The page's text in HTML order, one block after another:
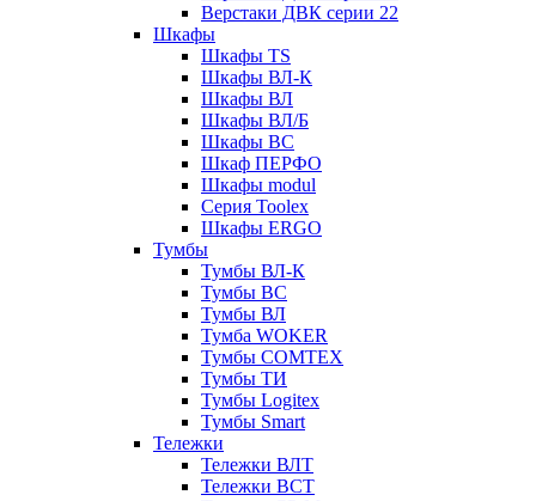
Верстаки ДВК серии 22
Шкафы
Шкафы TS
Шкафы ВЛ-К
Шкафы ВЛ
Шкафы ВЛ/Б
Шкафы ВС
Шкаф ПЕРФО
Шкафы modul
Серия Toolex
Шкафы ERGO
Тумбы
Тумбы ВЛ-К
Тумбы ВС
Тумбы ВЛ
Тумба WOKER
Тумбы COMTEX
Тумбы ТИ
Тумбы Logitex
Тумбы Smart
Тележки
Тележки ВЛТ
Тележки ВСТ